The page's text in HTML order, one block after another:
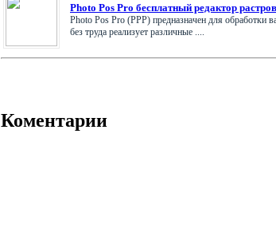
Photo Pos Pro бесплатный редактор
Photo Pos Pro (PPP) предназначен для обработки
без труда реализует различные ....
Коментарии